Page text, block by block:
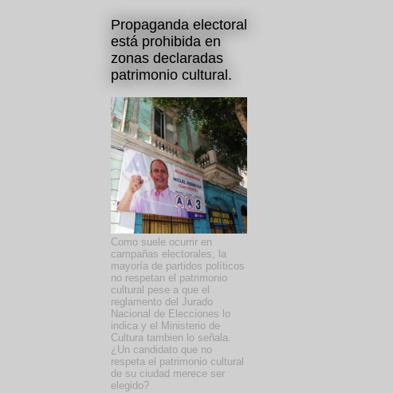
Propaganda electoral
está prohibida en
zonas declaradas
patrimonio cultural.
Como suele ocurrir en
campañas electorales, la
mayoría de partidos políticos
no respetan el patrimonio
cultural pese a que el
reglamento del Jurado
Nacional de Elecciones lo
indica y el Ministerio de
Cultura tambien lo señala.
¿Un candidato que no
respeta el patrimonio cultural
de su ciudad merece ser
elegido?